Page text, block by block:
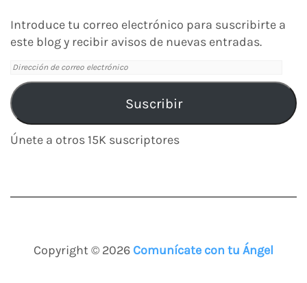
Introduce tu correo electrónico para suscribirte a
este blog y recibir avisos de nuevas entradas.
Dirección
de
correo
electrónico
Suscribir
Únete a otros 15K suscriptores
Copyright © 2026 Comunícate con tu Ángel